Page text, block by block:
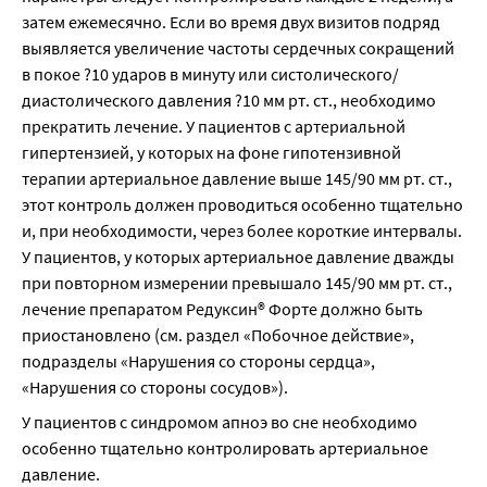
затем ежемесячно. Если во время двух визитов подряд
выявляется увеличение частоты сердечных сокращений
в покое ?10 ударов в минуту или систолического/
диастолического давления ?10 мм рт. ст., необходимо
прекратить лечение. У пациентов с артериальной
гипертензией, у которых на фоне гипотензивной
терапии артериальное давление выше 145/90 мм рт. ст.,
этот контроль должен проводиться особенно тщательно
и, при необходимости, через более короткие интервалы.
У пациентов, у которых артериальное давление дважды
при повторном измерении превышало 145/90 мм рт. ст.,
лечение препаратом Редуксин® Форте должно быть
приостановлено (см. раздел «Побочное действие»,
подразделы «Нарушения со стороны сердца»,
«Нарушения со стороны сосудов»).
У пациентов с синдромом апноэ во сне необходимо
особенно тщательно контролировать артериальное
давление.